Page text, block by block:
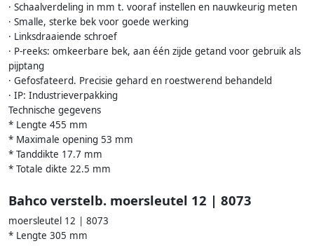
· Schaalverdeling in mm t. vooraf instellen en nauwkeurig meten
· Smalle, sterke bek voor goede werking
· Linksdraaiende schroef
· P-reeks: omkeerbare bek, aan één zijde getand voor gebruik als
pijptang
· Gefosfateerd. Precisie gehard en roestwerend behandeld
· IP: Industrieverpakking
Technische gegevens
* Lengte 455 mm
* Maximale opening 53 mm
* Tanddikte 17.7 mm
* Totale dikte 22.5 mm
Bahco verstelb. moersleutel 12 | 8073
moersleutel 12 | 8073
* Lengte 305 mm